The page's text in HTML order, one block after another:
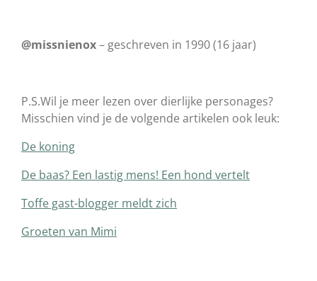
@missnienox– geschreven in 1990 (16 jaar)
P.S.Wil je meer lezen over dierlijke personages?
Misschien vind je de volgende artikelen ook leuk:
De koning
De baas? Een lastig mens! Een hond vertelt
Toffe gast-blogger meldt zich
Groeten van Mimi